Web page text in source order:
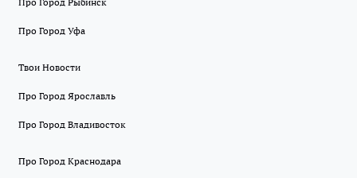
Про Город Уфа
Твои Новости
Про Город Ярославль
Про Город Владивосток
Про Город Краснодара